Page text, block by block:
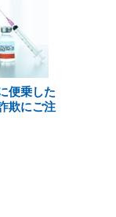
便乗した
欺にご注